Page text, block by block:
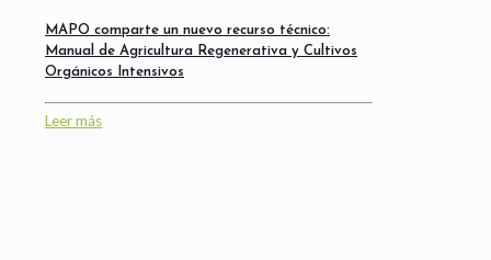
MAPO comparte un nuevo recurso técnico:
Manual de Agricultura Regenerativa y Cultivos
Orgánicos Intensivos
Leer más